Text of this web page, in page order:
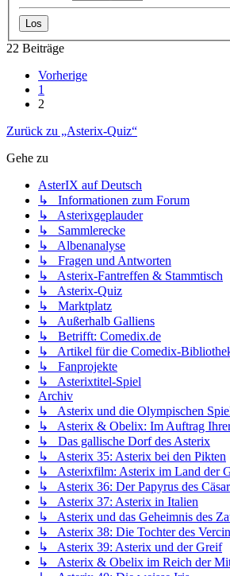
22 Beiträge
Vorherige
1
2
Zurück zu „Asterix-Quiz“
Gehe zu
AsterIX auf Deutsch
↳ Informationen zum Forum
↳ Asterixgeplauder
↳ Sammlerecke
↳ Albenanalyse
↳ Fragen und Antworten
↳ Asterix-Fantreffen & Stammtisch
↳ Asterix-Quiz
↳ Marktplatz
↳ Außerhalb Galliens
↳ Betrifft: Comedix.de
↳ Artikel für die Comedix-
↳ Fanprojekte
↳ Asterixtitel-Spiel
Archiv
↳ Asterix und die Olympischen
↳ Asterix & Obelix: Im Auftrag
↳ Das gallische Dorf des Asterix
↳ Asterix 35: Asterix bei den Pikten
↳ Asterixfilm: Asterix im Land der
↳ Asterix 36: Der Papyrus des Cäsar
↳ Asterix 37: Asterix in Italien
↳ Asterix und das Geheimnis des
↳ Asterix 38: Die Tochter des
↳ Asterix 39: Asterix und der Greif
↳ Asterix & Obelix im Reich der